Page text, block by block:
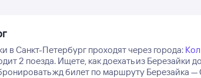
в Санкт-Петербург проходят через города:
2 поезда. Ищете, как доехать из Березайки
жд билет по маршруту Березайка —